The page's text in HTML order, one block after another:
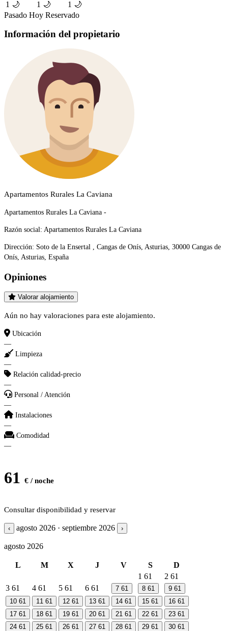
1 🌙
1 🌙
1 🌙
Pasado Hoy Reservado
Información del propietario
Apartamentos Rurales La Caviana
Apartamentos Rurales La Caviana -
Razón social: Apartamentos Rurales La Caviana
Dirección: Soto de la Ensertal , Cangas de Onís, Asturias, 30000 Cangas de
Onís, Asturias, España
Opiniones
Valorar alojamiento
Aún no hay valoraciones para este alojamiento.
Ubicación
—
Limpieza
—
Relación calidad-precio
—
Personal / Atención
—
Instalaciones
—
Comodidad
—
61 € / noche
Consultar disponibilidad y reservar
‹ agosto 2026 · septiembre 2026 ›
agosto 2026
L M X J V S
D
1 61 2 61
3 61 4 61 5 61 6 61 7 61 8 61 9 61
10 61 11 61 12 61 13 61 14 61 15 61 16 61
17 61 18 61 19 61 20 61 21 61 22 61 23 61
24 61 25 61 26 61 27 61 28 61 29 61 30 61